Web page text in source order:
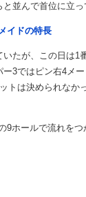
並んで首位に立っ
イドの特長
たが、この日は1
3ではピン右4メ
は決められなかっ
ホールで流れをつ